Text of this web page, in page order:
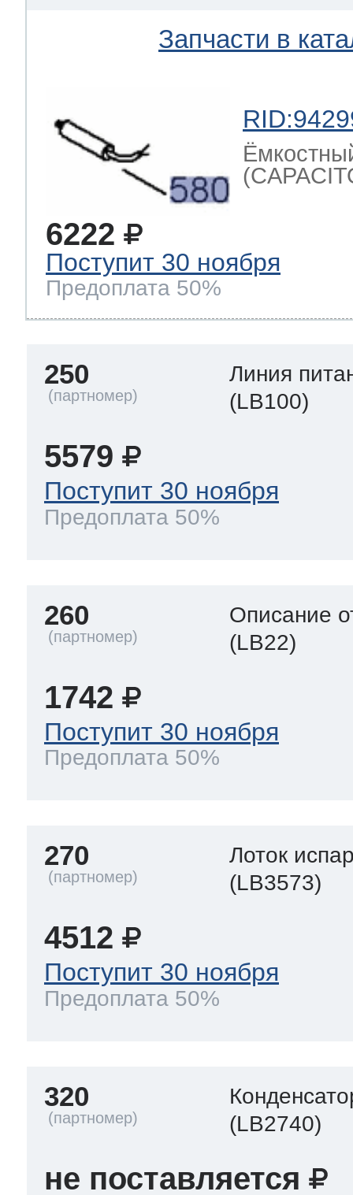
Запчасти в
6222
Поступит 30 ноября
Предоплата 50%
250
Линия
(LB100)
5579
Поступит 30 ноября
Предоплата 50%
260
Описание
(LB22)
1742
Поступит 30 ноября
Предоплата 50%
270
Лоток
(LB3573)
4512
Поступит 30 ноября
Предоплата 50%
320
(LB2740)
не поставляется